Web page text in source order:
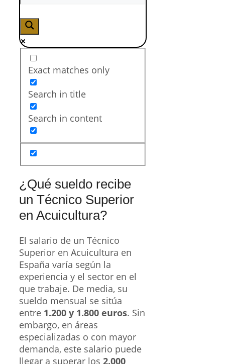
Exact matches only
Search in title
Search in content
¿Qué sueldo recibe
un Técnico Superior
en Acuicultura?
El salario de un Técnico
Superior en Acuicultura en
España varía según la
experiencia y el sector en el
que trabaje. De media, su
sueldo mensual se sitúa
entre 1.200 y 1.800 euros. Sin
embargo, en áreas
especializadas o con mayor
demanda, este salario puede
llegar a superar los 2.000